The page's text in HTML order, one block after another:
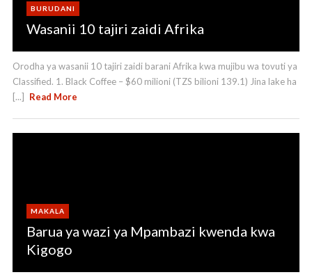
BURUDANI
Wasanii 10 tajiri zaidi Afrika
Orodha ya wasanii 10 tajiri zaidi barani Afrika kwa mujibu wa tovuti ya
Classified. 1. Black Coffee – $60 milioni (TZS bilioni 139.1) Jina lake ha
[...] Read More
MAKALA
Barua ya wazi ya Mpambazi kwenda kwa
Kigogo